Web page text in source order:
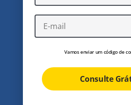
Vamos enviar um código de
Consulte